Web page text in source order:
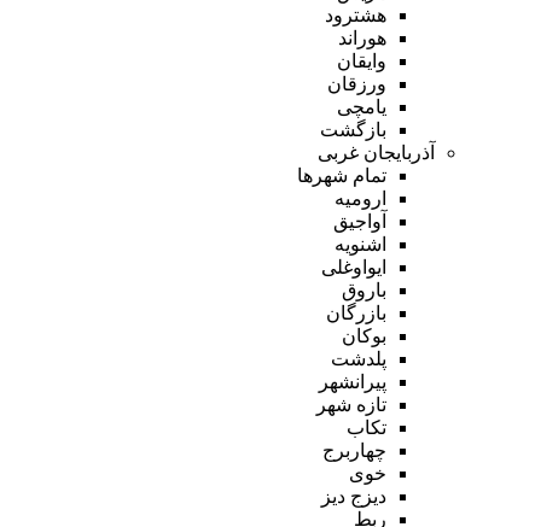
هشترود
هوراند
وایقان
ورزقان
یامچی
بازگشت
آذربایجان غربی
تمام شهر‌ها
ارومیه
آواجیق
اشنویه
ایواوغلی
باروق
بازرگان
بوکان
پلدشت
پیرانشهر
تازه شهر
تکاب
چهاربرج
خوی
دیزج دیز
ربط